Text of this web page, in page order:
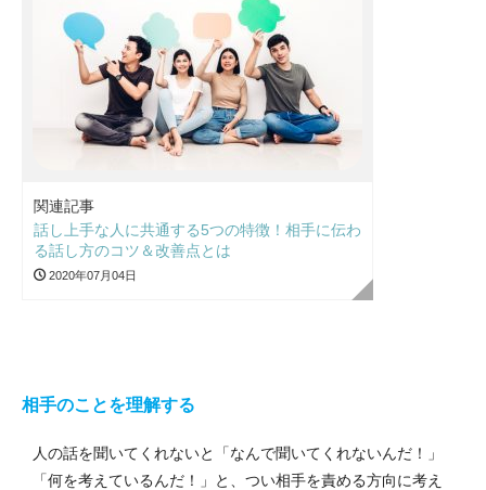
関連記事
話し上手な人に共通する5つの特徴！相手に伝わ
る話し方のコツ＆改善点とは
2020年07月04日
相手のことを理解する
人の話を聞いてくれないと「なんで聞いてくれないんだ！」
「何を考えているんだ！」と、つい相手を責める方向に考え